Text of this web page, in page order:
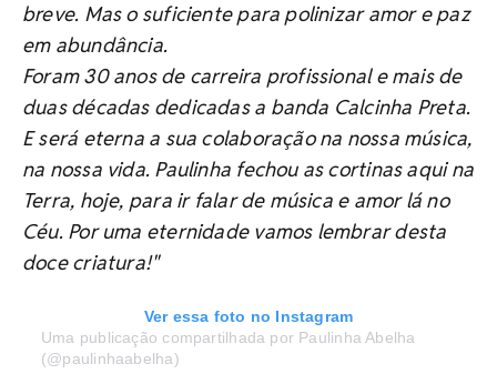
breve. Mas o suficiente para polinizar amor e paz
em abundância.
Foram 30 anos de carreira profissional e mais de
duas décadas dedicadas a banda Calcinha Preta.
E será eterna a sua colaboração na nossa música,
na nossa vida. Paulinha fechou as cortinas aqui na
Terra, hoje, para ir falar de música e amor lá no
Céu. Por uma eternidade vamos lembrar desta
doce criatura!"
Ver essa foto no Instagram
Uma publicação compartilhada por Paulinha Abelha
(@paulinhaabelha)